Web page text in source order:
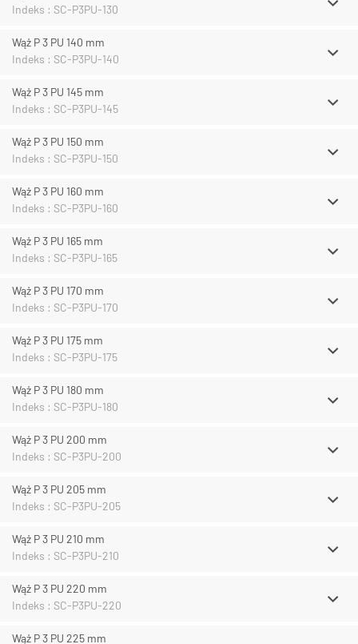
Indeks : SC-P3PU-130
Wąż P 3 PU 140 mm
Indeks : SC-P3PU-140
Wąż P 3 PU 145 mm
Indeks : SC-P3PU-145
Wąż P 3 PU 150 mm
Indeks : SC-P3PU-150
Wąż P 3 PU 160 mm
Indeks : SC-P3PU-160
Wąż P 3 PU 165 mm
Indeks : SC-P3PU-165
Wąż P 3 PU 170 mm
Indeks : SC-P3PU-170
Wąż P 3 PU 175 mm
Indeks : SC-P3PU-175
Wąż P 3 PU 180 mm
Indeks : SC-P3PU-180
Wąż P 3 PU 200 mm
Indeks : SC-P3PU-200
Wąż P 3 PU 205 mm
Indeks : SC-P3PU-205
Wąż P 3 PU 210 mm
Indeks : SC-P3PU-210
Wąż P 3 PU 220 mm
Indeks : SC-P3PU-220
Wąż P 3 PU 225 mm